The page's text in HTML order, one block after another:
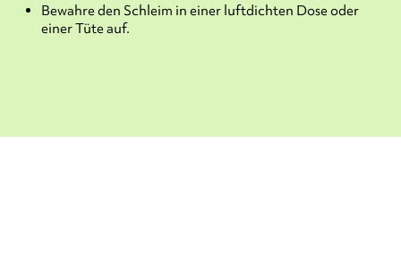
Bewahre den Schleim in einer luftdichten Dose oder
einer Tüte auf.